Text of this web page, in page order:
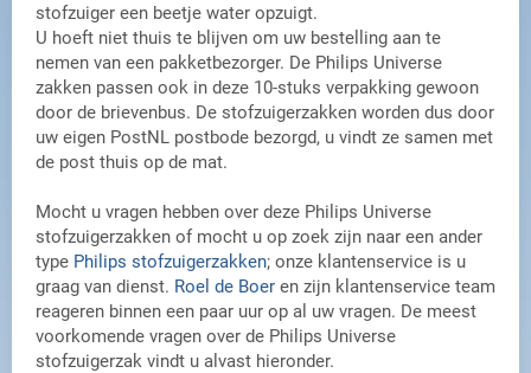
stofzuiger een beetje water opzuigt.
U hoeft niet thuis te blijven om uw bestelling aan te
nemen van een pakketbezorger. De Philips Universe
zakken passen ook in deze 10-stuks verpakking gewoon
door de brievenbus. De stofzuigerzakken worden dus door
uw eigen PostNL postbode bezorgd, u vindt ze samen met
de post thuis op de mat.
Mocht u vragen hebben over deze Philips Universe
stofzuigerzakken of mocht u op zoek zijn naar een ander
type Philips stofzuigerzakken; onze klantenservice is u
graag van dienst. Roel de Boer en zijn klantenservice team
reageren binnen een paar uur op al uw vragen. De meest
voorkomende vragen over de Philips Universe
stofzuigerzak vindt u alvast hieronder.